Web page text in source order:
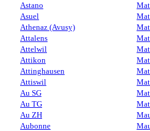
Astano
Asuel
Athenaz (Avusy)
Attalens
Attelwil
Attikon
Attinghausen
Attiswil
Au SG
Au TG
Au ZH
Aubonne